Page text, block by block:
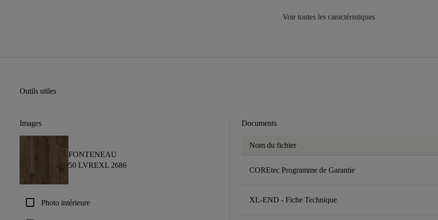
Voir toutes les caractéristiques
Outils utiles
Images
FONTENEAU
50 LVREXL 2686
check_box_outline_blank Photo intérieure
Documents
Nom du fichier
COREtec Programme de Garantie
XL-END - Fiche Technique